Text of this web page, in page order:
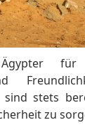
für
stets
zu